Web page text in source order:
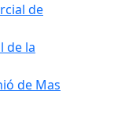
de
de la
de Mas